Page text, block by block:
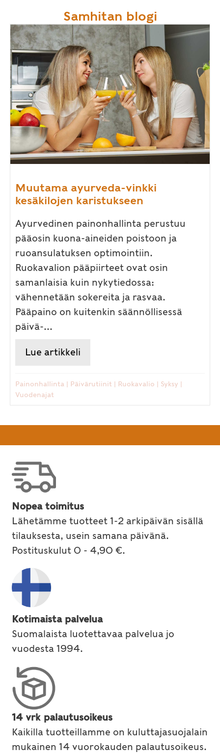
Samhitan blogi
Muutama ayurveda-vinkki
kesäkilojen karistukseen
Ayurvedinen painonhallinta perustuu
pääosin kuona-aineiden poistoon ja
ruoansulatuksen optimointiin.
Ruokavalion pääpiirteet ovat osin
samanlaisia kuin nykytiedossa:
vähennetään sokereita ja rasvaa.
Pääpaino on kuitenkin säännöllisessä
päivä-...
Lue artikkeli
Painonhallinta | Päivärutiinit | Ruokavalio | Syksy |
Vuodenajat
Nopea toimitus
Lähetämme tuotteet 1-2 arkipäivän sisällä
tilauksesta, usein samana päivänä.
Postituskulut 0 - 4,90 €.
Kotimaista palvelua
Suomalaista luotettavaa palvelua jo
vuodesta 1994.
14 vrk palautusoikeus
Kaikilla tuotteillamme on kuluttajasuojalain
mukainen 14 vuorokauden palautusoikeus.